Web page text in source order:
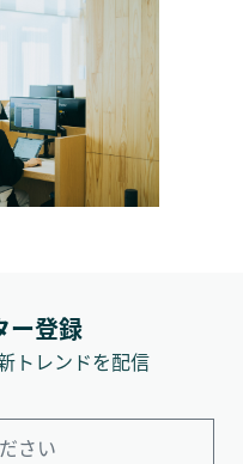
ー登録
トレンドを配信